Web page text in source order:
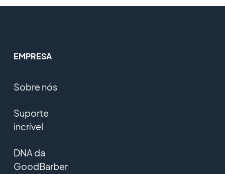
EMPRESA
Sobre nós
Suporte
incrível
DNA da
GoodBarber